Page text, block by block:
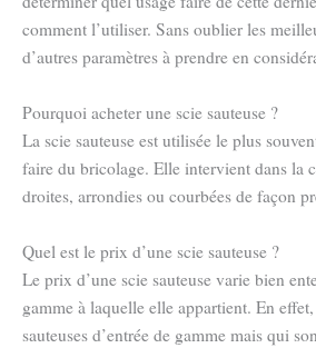
comment l’utiliser. Sans oublier les
d’autres paramètres à prendre en
Pourquoi acheter une scie sauteuse ?
La scie sauteuse est utilisée le plus
faire du bricolage. Elle intervient dans la
droites, arrondies ou courbées de façon
Quel est le prix d’une scie sauteuse ?
Le prix d’une scie sauteuse varie bien
gamme à laquelle elle appartient. En
sauteuses d’entrée de gamme mais qui